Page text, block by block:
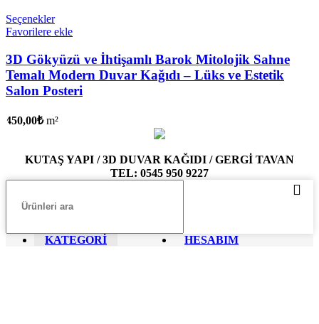
Seçenekler
Favorilere ekle
3D Gökyüzü ve İhtişamlı Barok Mitolojik Sahne
Temalı Modern Duvar Kağıdı – Lüks ve Estetik
Salon Posteri
450,00₺m²
KUTAŞ YAPI / 3D DUVAR KAĞIDI / GERGİ TAVAN
TEL: 0545 950 9227
KATEGORİ HESABIM